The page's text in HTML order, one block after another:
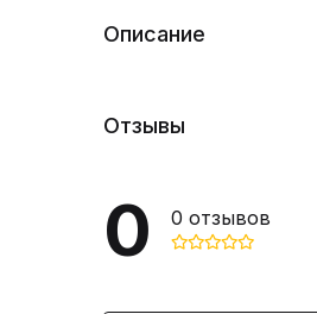
Описание
Отзывы
0 0 отзывов